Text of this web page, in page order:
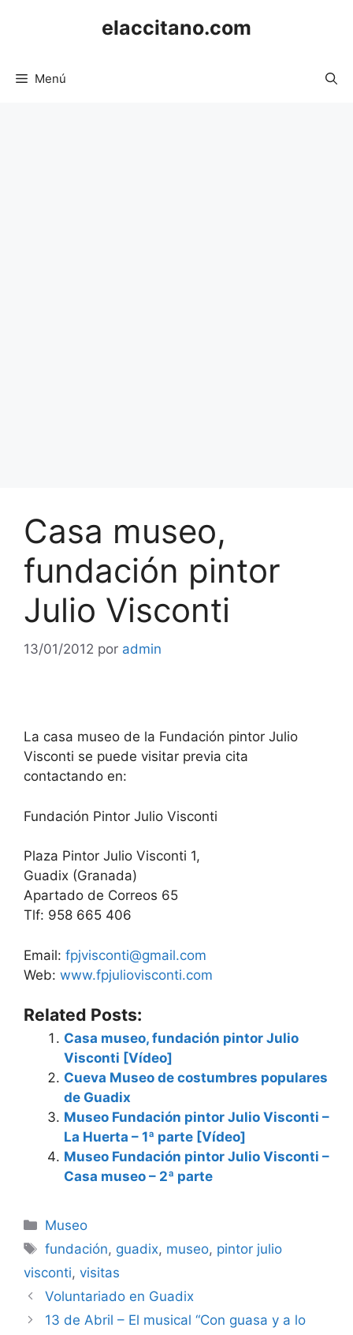
elaccitano.com
Menú
Casa museo,
fundación pintor
Julio Visconti
13/01/2012 por admin
La casa museo de la Fundación pintor Julio
Visconti se puede visitar previa cita
contactando en:
Fundación Pintor Julio Visconti
Plaza Pintor Julio Visconti 1,
Guadix (Granada)
Apartado de Correos 65
Tlf: 958 665 406
Email: fpjvisconti@gmail.com
Web: www.fpjuliovisconti.com
Related Posts:
Casa museo, fundación pintor Julio
Visconti [Vídeo]
Cueva Museo de costumbres populares
de Guadix
Museo Fundación pintor Julio Visconti –
La Huerta – 1ª parte [Vídeo]
Museo Fundación pintor Julio Visconti –
Casa museo – 2ª parte
Categorías
Museo
Etiquetas
fundación, guadix, museo, pintor julio
visconti, visitas
Voluntariado en Guadix
13 de Abril – El musical “Con guasa y a lo